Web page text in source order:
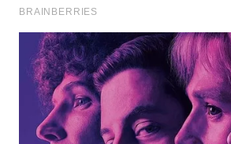
Wahana
Group
WAHANA
NEWS